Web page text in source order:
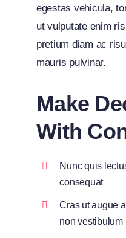
egestas vehicula,
ut vulputate enim
pretium diam ac
mauris pulvinar.
Make
With
Nunc quis
consequat
Cras ut augue
non vestibulum